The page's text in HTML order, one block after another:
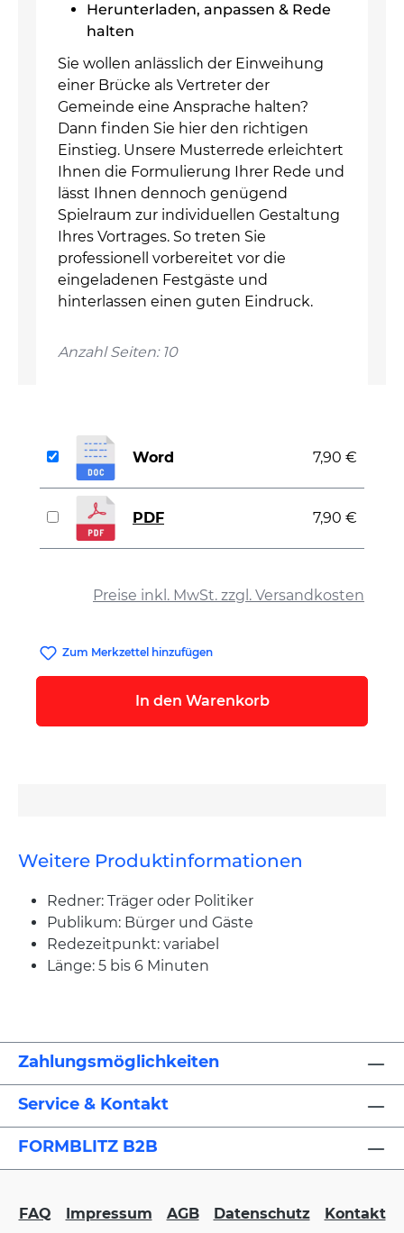
Herunterladen, anpassen & Rede
halten
Sie wollen anlässlich der Einweihung
einer Brücke als Vertreter der
Gemeinde eine Ansprache halten?
Dann finden Sie hier den richtigen
Einstieg. Unsere Musterrede erleichtert
Ihnen die Formulierung Ihrer Rede und
lässt Ihnen dennoch genügend
Spielraum zur individuellen Gestaltung
Ihres Vortrages. So treten Sie
professionell vorbereitet vor die
eingeladenen Festgäste und
hinterlassen einen guten Eindruck.
Anzahl Seiten: 10
Preise inkl. MwSt. zzgl. Versandkosten
Word 7,90 €
PDF 7,90 €
Zum Merkzettel hinzufügen
In den Warenkorb
Weitere Produktinformationen
Redner: Träger oder Politiker
Publikum: Bürger und Gäste
Redezeitpunkt: variabel
Länge: 5 bis 6 Minuten
Zahlungsmöglichkeiten
Service & Kontakt
FORMBLITZ B2B
FAQ Impressum AGB Datenschutz Kontakt